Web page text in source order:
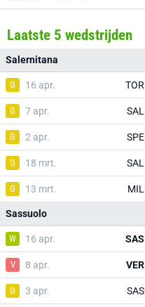
Laatste 5 wedstrijden
Salernitana
G 16 apr. TOR
G 7 apr. SAL
G 2 apr. SPE
G 18 mrt. SAL
G 13 mrt. MIL
Sassuolo
W 16 apr. SAS
V 8 apr. VER
G 3 apr. SAS